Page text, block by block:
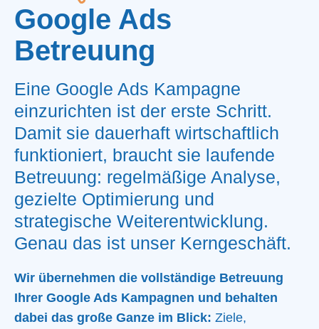
Google Ads
Betreuung
Eine Google Ads Kampagne
einzurichten ist der erste Schritt.
Damit sie dauerhaft wirtschaftlich
funktioniert, braucht sie laufende
Betreuung: regelmäßige Analyse,
gezielte Optimierung und
strategische Weiterentwicklung.
Genau das ist unser Kerngeschäft.
Wir übernehmen die vollständige Betreuung
Ihrer Google Ads Kampagnen und behalten
dabei das große Ganze im Blick: Ziele,